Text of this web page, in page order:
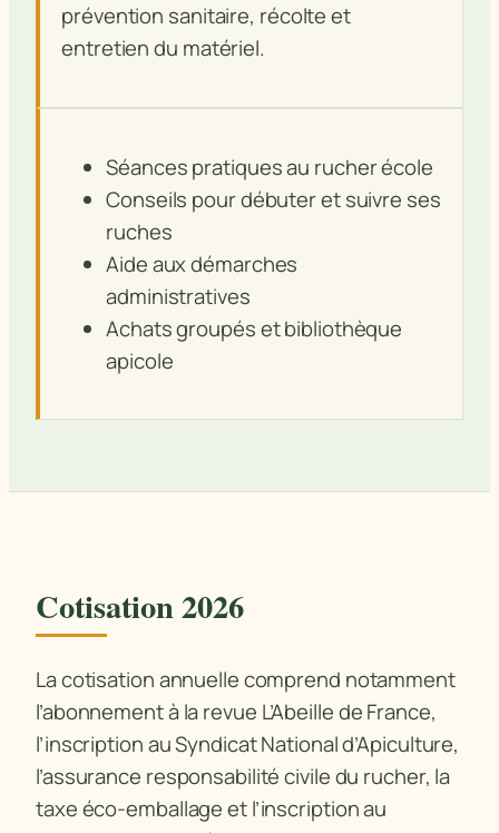
prévention sanitaire, récolte et
entretien du matériel.
Séances pratiques au rucher école
Conseils pour débuter et suivre ses
ruches
Aide aux démarches
administratives
Achats groupés et bibliothèque
apicole
Cotisation 2026
La cotisation annuelle comprend notamment
l’abonnement à la revue L’Abeille de France,
l’inscription au Syndicat National d’Apiculture,
l’assurance responsabilité civile du rucher, la
taxe éco-emballage et l’inscription au